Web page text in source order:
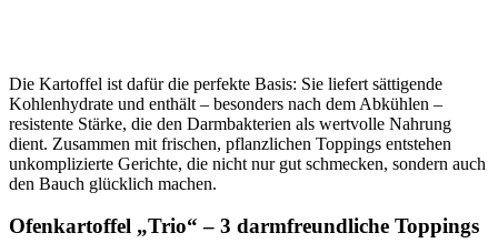
Die Kartoffel ist dafür die perfekte Basis: Sie liefert sättigende
Kohlenhydrate und enthält – besonders nach dem Abkühlen –
resistente Stärke, die den Darmbakterien als wertvolle Nahrung
dient. Zusammen mit frischen, pflanzlichen Toppings entstehen
unkomplizierte Gerichte, die nicht nur gut schmecken, sondern auch
den Bauch glücklich machen.
Ofenkartoffel „Trio“ – 3 darmfreundliche Toppings